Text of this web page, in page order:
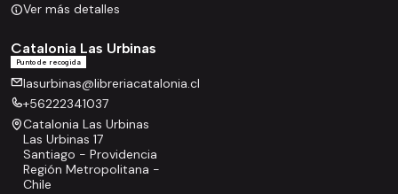
Ver más detalles
Catalonia Las Urbinas
Punto de recogida
lasurbinas@libreriacatalonia.cl
+56222341037
Catalonia Las Urbinas
Las Urbinas 17
Santiago - Providencia
Región Metropolitana -
Chile